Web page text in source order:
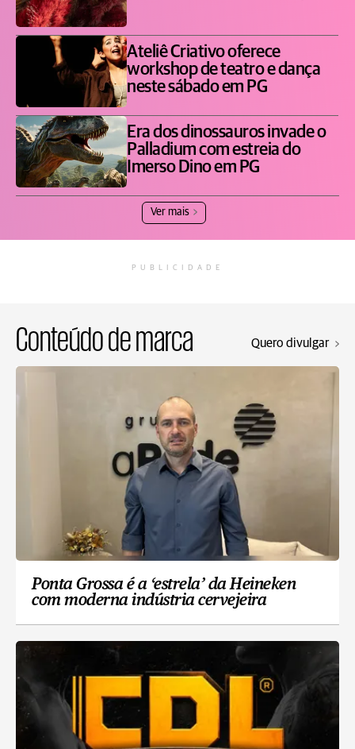
Ateliê Criativo oferece
workshop de teatro e dança
neste sábado em PG
Era dos dinossauros invade o
Palladium com estreia do
Imerso Dino em PG
Ver mais
PUBLICIDADE
Conteúdo de marca Quero divulgar
Ponta Grossa é a ‘estrela’ da Heineken
com moderna indústria cervejeira